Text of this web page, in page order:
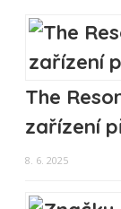
The
zařízení
8. 6. 2025